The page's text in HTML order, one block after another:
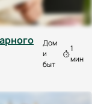
Дом
и
быт
1
мин